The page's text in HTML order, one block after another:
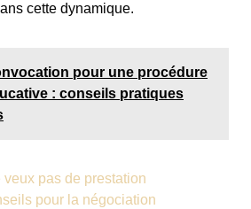
cette dynamique.
pour une procédure
: conseils pratiques
veux pas de prestation
pour la négociation